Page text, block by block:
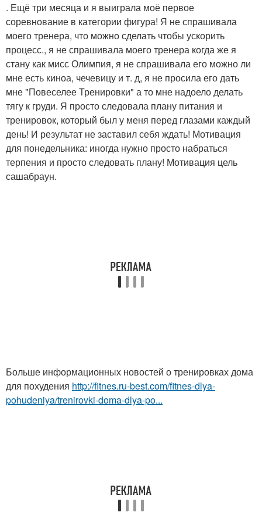
. Ещё три месяца и я выиграла моё первое
соревнование в категории фигура! Я не спрашивала
моего тренера, что можно сделать чтобы ускорить
процесс., я не спрашивала моего тренера когда же я
стану как мисс Олимпия, я не спрашивала его можно ли
мне есть киноа, чечевицу и т. д, я не просила его дать
мне "Повеселее Тренировки" а то мне надоело делать
тягу к груди. Я просто следовала плану питания и
тренировок, который был у меня перед глазами каждый
день! И результат не заставил себя ждать! Мотивация
для понедельника: иногда нужно просто набраться
терпения и просто следовать плану! Мотивация цель
сашабраун.
Больше информационных новостей о тренировках дома
для похудения http://fitnes.ru-best.com/fitnes-dlya-
pohudeniya/trenirovki-doma-dlya-po...